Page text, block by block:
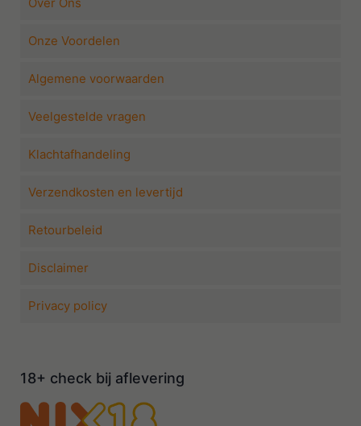
Over Ons
Onze Voordelen
Algemene voorwaarden
Veelgestelde vragen
Klachtafhandeling
Verzendkosten en levertijd
Retourbeleid
Disclaimer
Privacy policy
18+ check bij aflevering